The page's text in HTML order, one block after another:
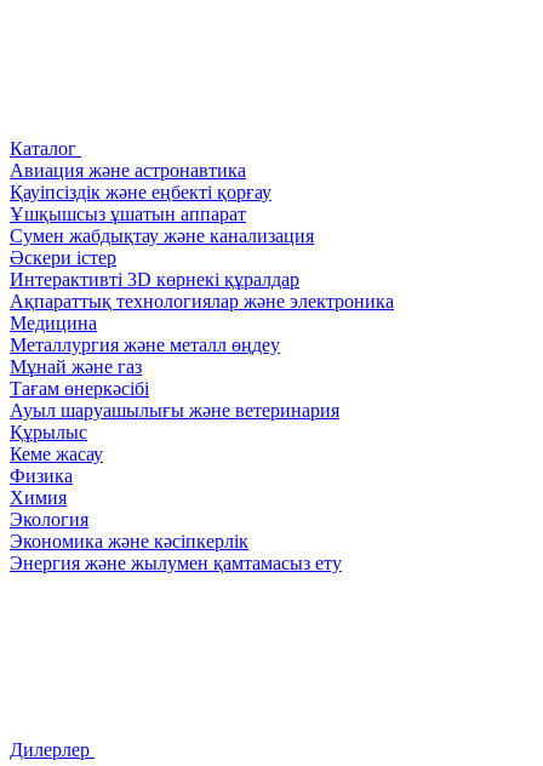
Каталог
Авиация және астронавтика
Қауіпсіздік және еңбекті қорғау
Ұшқышсыз ұшатын аппарат
Сумен жабдықтау және канализация
Әскери істер
Интерактивті 3D көрнекі құралдар
Ақпараттық технологиялар және электроника
Медицина
Металлургия және металл өңдеу
Мұнай және газ
Тағам өнеркәсібі
Ауыл шаруашылығы және ветеринария
Құрылыс
Кеме жасау
Физика
Химия
Экология
Экономика және кәсіпкерлік
Энергия және жылумен қамтамасыз ету
Дилерлер